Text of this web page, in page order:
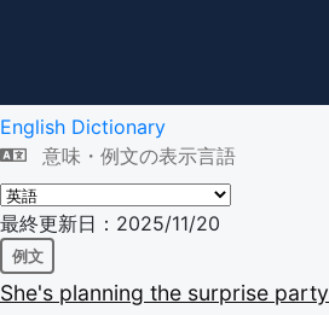
English Dictionary
意味・例文の表示言語
最終更新日：2025/11/20
例文
She's planning the surprise party